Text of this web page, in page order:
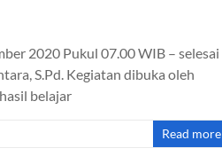
2020 Pukul 07.00 WIB – selesai
S.Pd. Kegiatan dibuka oleh
belajar
Read more